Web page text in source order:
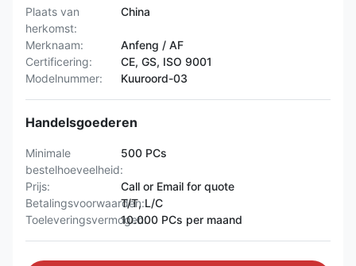
Plaats van
herkomst:
China
Merknaam:
Anfeng / AF
Certificering:
CE, GS, ISO 9001
Modelnummer:
Kuuroord-03
Handelsgoederen
Minimale
bestelhoeveelheid:
500 PCs
Prijs:
Call or Email for quote
Betalingsvoorwaarden:
T/T, L/C
Toeleveringsvermogen:10.000 PCs per maand